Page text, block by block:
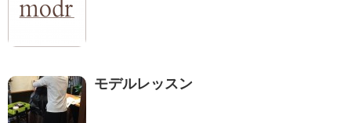
モデルレッスン